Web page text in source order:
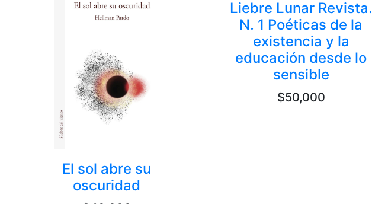
El sol abre su
oscuridad
Liebre Lunar Revista.
N. 1 Poéticas de la
existencia y la
educación desde lo
sensible
$50,000